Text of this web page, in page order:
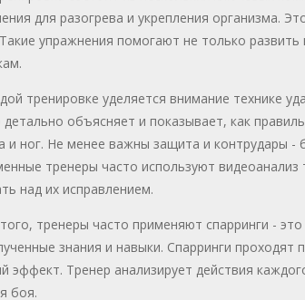
для разогрева и укрепления организма.
упражнения помогают не только
тренировке уделяется внимание технике
детально объясняет и показывает, как
и ног. Не менее важны защита и контрудары -
тренеры часто используют
над их исправлением.
тренеры часто применяют спарринги -
знания и навыки. Спарринги
эффект. Тренер анализирует действия
боя.